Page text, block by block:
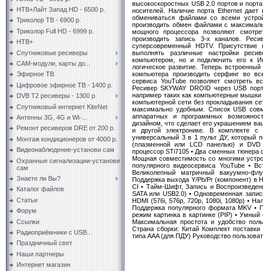
НТВ+Лайт Запад HD - 6500 р.
Триколор ТВ - 6900 р.
Триколор Full HD - 6999 р.
НТВ+
Спутниковые ресиверы
CAM-модули, карты до...
Эфирное ТВ
Цифровое эфирное ТВ - 1400 р.
DVB T2 ресиверы - 1300 р.
Спутниковый интернет KiteNet
Антенны 3G, 4G и Wi-...
Ремонт ресиверов DRE от 200 р.
Монтаж кондиционеров от 4000 р.
Видеонаблюдение-установи сам
Охранные сигнализации-установи
сам
Знаете ли Вы?
Каталог файлов
Статьи
Форум
Ссылки
Радиоприёмники с USB...
Праздничный свет
Наши партнеры
Интернет магазин
высокоскоростных USB 2.0 портов и
носителей. Наличие порта Ethernet
обмениваться файлами со всеми
производить обмен файлами с
мощного процессора позволяют
производить запись 3-х каналов.
суперсовременный HDTV.
выполнять различные настройки
компьютером, но и подключить его к
логическое развитие. Теперь
компьютера производить серфинг во
сервиса YouTube позволяет смотреть
Ресивер SKYWAY DROID через USB
например таких как компьютерные мышки
компьютерной сети без прокладывания
максимально удобным. Список USB
аппаратных и программных
дизайном, что сделает его украшением
и другой электронике. В комплекте
универсальный 3 в 1 пульт ДУ, который
(плазменной или LCD панелью) и
процессор STi7105 • Два сменных тюнера
Мощная совместимость со многими
популярного видеосервиса YouTube •
Великолепный матричный вакуумно-
Поддержка выхода Y/Pb/Pr (компонент) в
CI • Тайм-Шифт, Запись и
SATA или USB2.0) • Одновременная
HDMI (576i, 576p, 720p, 1080i, 1080p) •
Поддержка популярного формата MKV •
режим картинка в картинке (PIP) •
Максимальная простота и удобство
Страна сборки: Китай Комплект
типа AAA (для ПДУ) Руководство